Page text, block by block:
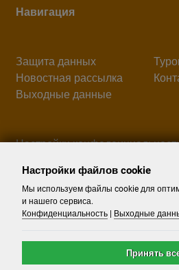
Навигация
Защита данных
Новостная рассылка
Выходные данные
Настройки
Поиск
Настройки файлов cookie
Мы используем файлы cookie для
и нашего сервиса.
Конфиденциальность
Выходные
Принять